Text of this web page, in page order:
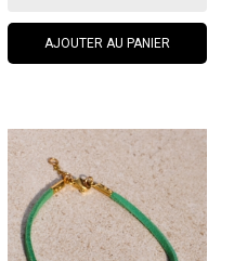
AJOUTER AU PANIER